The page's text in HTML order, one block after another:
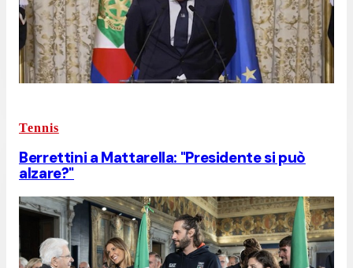
Tennis
Berrettini a Mattarella: "Presidente si può
alzare?"